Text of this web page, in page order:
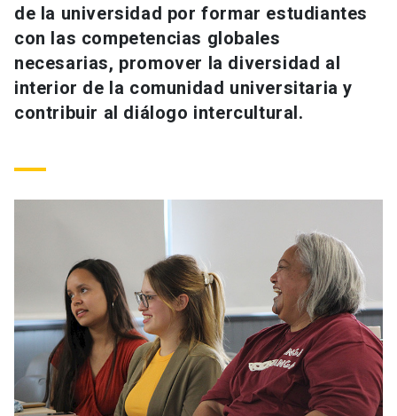
Alumni launch
Padres y familia
Vecinos
Mi Portal UC launch
Medios Biblioteca
Donaciones launch
de la universidad por formar estudiantes
con las competencias globales
necesarias, promover la diversidad al
interior de la comunidad universitaria y
contribuir al diálogo intercultural.